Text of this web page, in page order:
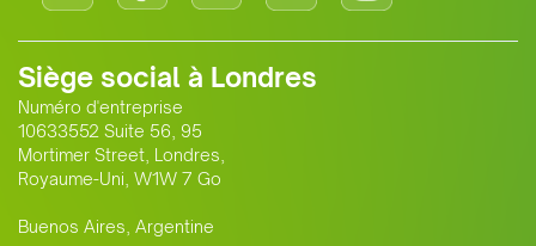
Siège social à Londres
Numéro d'entreprise
10633552 Suite 56, 95
Mortimer Street, Londres,
Royaume-Uni, W1W 7 Go
Buenos Aires, Argentine